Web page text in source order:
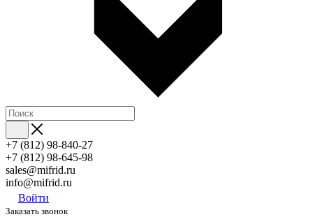
+7 (812) 98-840-27
+7 (812) 98-645-98
sales@mifrid.ru
info@mifrid.ru
Войти
Заказать звонок